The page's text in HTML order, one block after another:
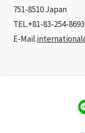
751-8510 Japan
TEL.+81-83-254-
E-Mail.